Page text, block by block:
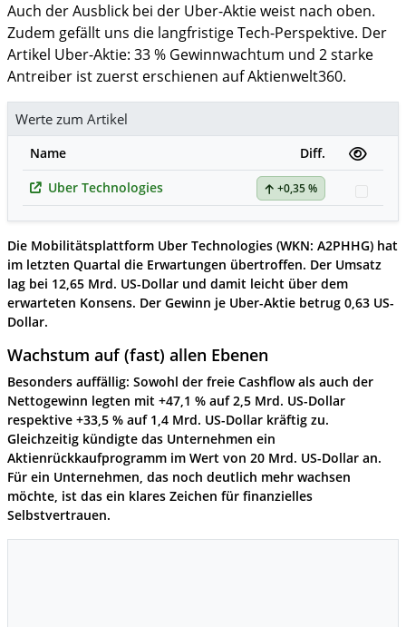
Auch der Ausblick bei der Uber-Aktie weist nach oben.
Zudem gefällt uns die langfristige Tech-Perspektive. Der
Artikel Uber-Aktie: 33 % Gewinnwachtum und 2 starke
Antreiber ist zuerst erschienen auf Aktienwelt360.
Werte zum Artikel
Name
Diff.
Uber Technologies
+0,35 %
Die Mobilitätsplattform Uber Technologies (WKN: A2PHHG) hat
im letzten Quartal die Erwartungen übertroffen. Der Umsatz
lag bei 12,65 Mrd. US-Dollar und damit leicht über dem
erwarteten Konsens. Der Gewinn je Uber-Aktie betrug 0,63 US-
Dollar.
Wachstum auf (fast) allen Ebenen
Besonders auffällig: Sowohl der freie Cashflow als auch der
Nettogewinn legten mit +47,1 % auf 2,5 Mrd. US-Dollar
respektive +33,5 % auf 1,4 Mrd. US-Dollar kräftig zu.
Gleichzeitig kündigte das Unternehmen ein
Aktienrückkaufprogramm im Wert von 20 Mrd. US-Dollar an.
Für ein Unternehmen, das noch deutlich mehr wachsen
möchte, ist das ein klares Zeichen für finanzielles
Selbstvertrauen.